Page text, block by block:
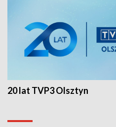
20 lat TVP3 Olsztyn